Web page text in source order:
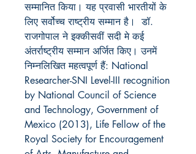
सम्मानित किया। यह प्रवासी भारतीयों के
लिए सर्वोच्च राष्ट्रीय सम्मान है।
डॉ.
राजगोपाल ने इक्कीसवीं सदी मे कई
अंतर्राष्ट्रीय सम्मान अर्जित किए। उनमें
निम्नलिखित महत्वपूर्ण हैं: National
Researcher-SNI Level-III recognition
by National Council of Science
and Technology, Government of
Mexico (2013), Life Fellow of the
Royal Society for Encouragement